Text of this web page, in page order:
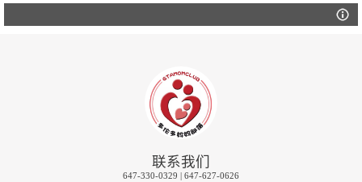
联系我们
647-330-0329 | 647-627-0626